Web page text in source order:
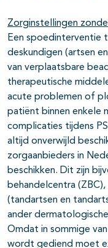
Zorginstellingen
Een spoedinterventie
deskundigen (artsen
van verplaatsbare
therapeutische
acute problemen of
patiënt binnen enkele
complicaties tijdens
altijd onverwijld
zorgaanbieders in
beschikken. Dit zijn
behandelcentra
(tandartsen en
ander
Omdat in sommige
wordt gediend moet